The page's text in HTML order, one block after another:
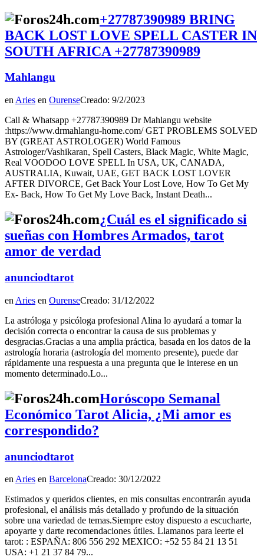
+27787390989 BRING
BACK LOST LOVE SPELL CASTER IN
SOUTH AFRICA +27787390989
Mahlangu
en Aries en OurenseCreado: 9/2/2023
Call & Whatsapp +27787390989 Dr Mahlangu website
:https://www.drmahlangu-home.com/ GET PROBLEMS SOLVED
BY (GREAT ASTROLOGER) World Famous
Astrologer/Vashikaran, Spell Casters, Black Magic, White Magic,
Real VOODOO LOVE SPELL In USA, UK, CANADA,
AUSTRALIA, Kuwait, UAE, GET BACK LOST LOVER
AFTER DIVORCE, Get Back Your Lost Love, How To Get My
Ex- Back, How To Get My Love Back, Instant Death...
¿Cuál es el significado si
sueñas con Hombres Armados, tarot
amor de verdad
anunciodtarot
en Aries en OurenseCreado: 31/12/2022
La astróloga y psicóloga profesional Alina lo ayudará a tomar la
decisión correcta o encontrar la causa de sus problemas y
desgracias.Gracias a una amplia práctica, basada en los datos de la
astrología horaria (astrología del momento presente), puede dar
rápidamente una respuesta a una pregunta que le interese en un
momento determinado.Lo...
Horóscopo Semanal
Económico Tarot Alicia, ¿Mi amor es
correspondido?
anunciodtarot
en Aries en BarcelonaCreado: 30/12/2022
Estimados y queridos clientes, en mis consultas encontrarán ayuda
profesional, el análisis más detallado y profundo de la situación
sobre una variedad de temas.Siempre estoy dispuesto a escucharte,
apoyarte y darte recomendaciones útiles. Llamanos para leerte el
tarot: : ESPAÑA: 806 556 292 MEXICO: +52 55 84 21 13 51
USA: +1 21 37 84 79...